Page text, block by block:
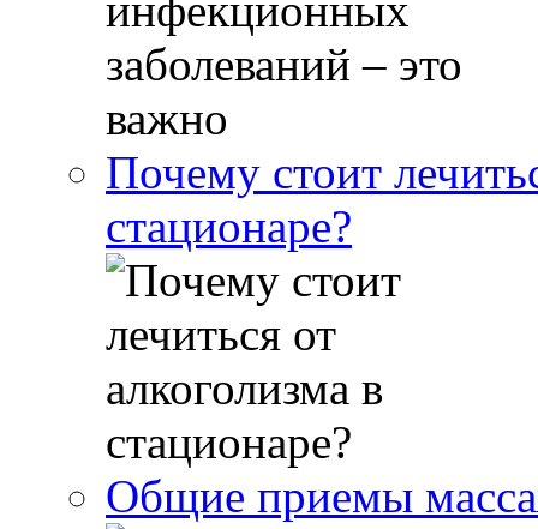
Почему стоит
стационаре?
Общие приемы